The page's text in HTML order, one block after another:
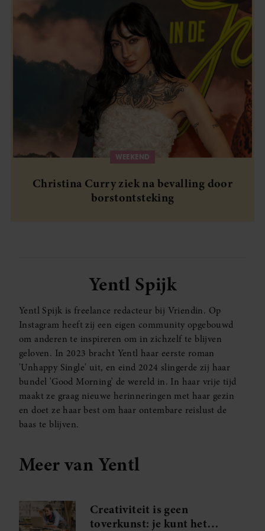
WEEKEND
Christina Curry ziek na bevalling door
borstontsteking
Yentl Spijk
Yentl Spijk is freelance redacteur bij Vriendin. Op
Instagram heeft zij een eigen community opgebouwd
om anderen te inspireren om in zichzelf te blijven
geloven. In 2023 bracht Yentl haar eerste roman
'Unhappy Single' uit, en eind 2024 slingerde zij haar
bundel 'Good Morning' de wereld in. In haar vrije tijd
maakt ze graag nieuwe herinneringen met haar gezin
en doet ze haar best om haar ontembare reislust de
baas te blijven.
Meer van Yentl
Creativiteit is geen
toverkunst: je kunt het